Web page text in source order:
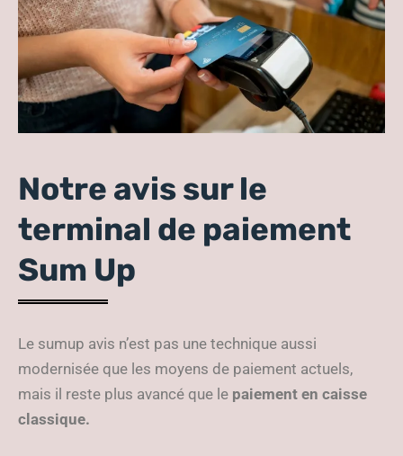
Notre avis sur le
terminal de paiement
Sum Up
Le sumup avis n’est pas une technique aussi
modernisée que les moyens de paiement actuels,
mais il reste plus avancé que le paiement en caisse
classique.